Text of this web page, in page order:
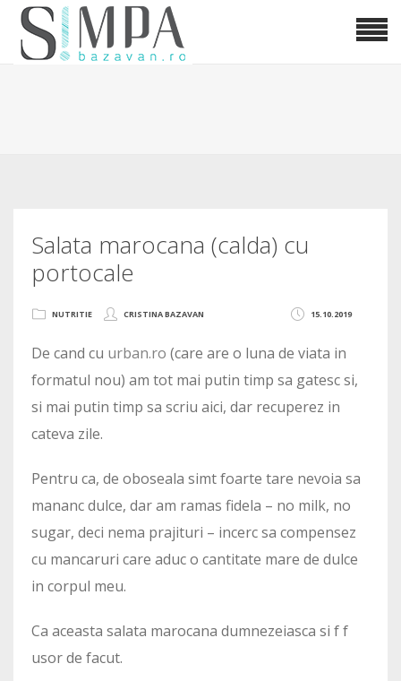
Salata marocana (calda) cu
portocale
15.10.2019
NUTRITIE CRISTINA BAZAVAN
De cand cu urban.ro (care are o luna de viata in
formatul nou) am tot mai putin timp sa gatesc si,
si mai putin timp sa scriu aici, dar recuperez in
cateva zile.
Pentru ca, de oboseala simt foarte tare nevoia sa
mananc dulce, dar am ramas fidela – no milk, no
sugar, deci nema prajituri – incerc sa compensez
cu mancaruri care aduc o cantitate mare de dulce
in corpul meu.
Ca aceasta salata marocana dumnezeiasca si f f
usor de facut.